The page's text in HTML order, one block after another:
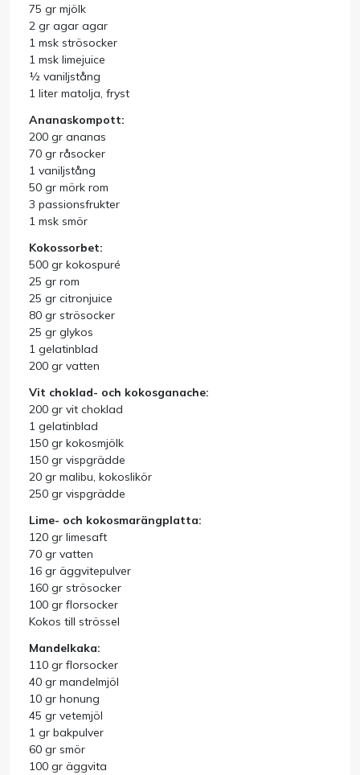
Monin
Handla efter bransch
Varumärken
Outlet
Om Bakers
Kundtjänst
Kontakt
75 gr mjölk
2 gr agar agar
1 msk strösocker
1 msk limejuice
½ vaniljstång
1 liter matolja, fryst
Ananaskompott:
200 gr ananas
70 gr råsocker
1 vaniljstång
50 gr mörk rom
3 passionsfrukter
1 msk smör
Kokossorbet:
500 gr kokospuré
25 gr rom
25 gr citronjuice
80 gr strösocker
25 gr glykos
1 gelatinblad
200 gr vatten
Vit choklad- och kokosganache:
200 gr vit choklad
1 gelatinblad
150 gr kokosmjölk
150 gr vispgrädde
20 gr malibu, kokoslikör
250 gr vispgrädde
Lime- och kokosmarängplatta:
120 gr limesaft
70 gr vatten
16 gr äggvitepulver
160 gr strösocker
100 gr florsocker
Kokos till strössel
Mandelkaka:
110 gr florsocker
40 gr mandelmjöl
10 gr honung
45 gr vetemjöl
1 gr bakpulver
60 gr smör
100 gr äggvita